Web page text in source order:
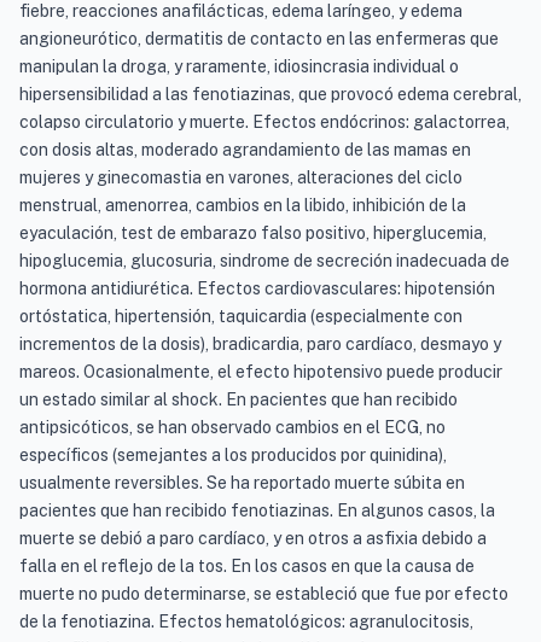
fiebre, reacciones anafilácticas, edema laríngeo, y edema
angioneurótico, dermatitis de contacto en las enfermeras que
manipulan la droga, y raramente, idiosincrasia individual o
hipersensibilidad a las fenotiazinas, que provocó edema cerebral,
colapso circulatorio y muerte. Efectos endócrinos: galactorrea,
con dosis altas, moderado agrandamiento de las mamas en
mujeres y ginecomastia en varones, alteraciones del ciclo
menstrual, amenorrea, cambios en la libido, inhibición de la
eyaculación, test de embarazo falso positivo, hiperglucemia,
hipoglucemia, glucosuria, sindrome de secreción inadecuada de
hormona antidiurética. Efectos cardiovasculares: hipotensión
ortóstatica, hipertensión, taquicardia (especialmente con
incrementos de la dosis), bradicardia, paro cardíaco, desmayo y
mareos. Ocasionalmente, el efecto hipotensivo puede producir
un estado similar al shock. En pacientes que han recibido
antipsicóticos, se han observado cambios en el ECG, no
específicos (semejantes a los producidos por quinidina),
usualmente reversibles. Se ha reportado muerte súbita en
pacientes que han recibido fenotiazinas. En algunos casos, la
muerte se debió a paro cardíaco, y en otros a asfixia debido a
falla en el reflejo de la tos. En los casos en que la causa de
muerte no pudo determinarse, se estableció que fue por efecto
de la fenotiazina. Efectos hematológicos: agranulocitosis,